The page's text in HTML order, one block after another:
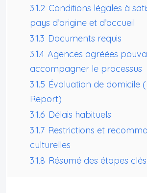
3.1.2 Conditions légales à
pays d’origine et d’accueil
3.1.3 Documents requis
3.1.4 Agences agréées
accompagner le processus
3.1.5 Évaluation de domicile
Report)
3.1.6 Délais habituels
3.1.7 Restrictions et
culturelles
3.1.8 Résumé des étapes clés